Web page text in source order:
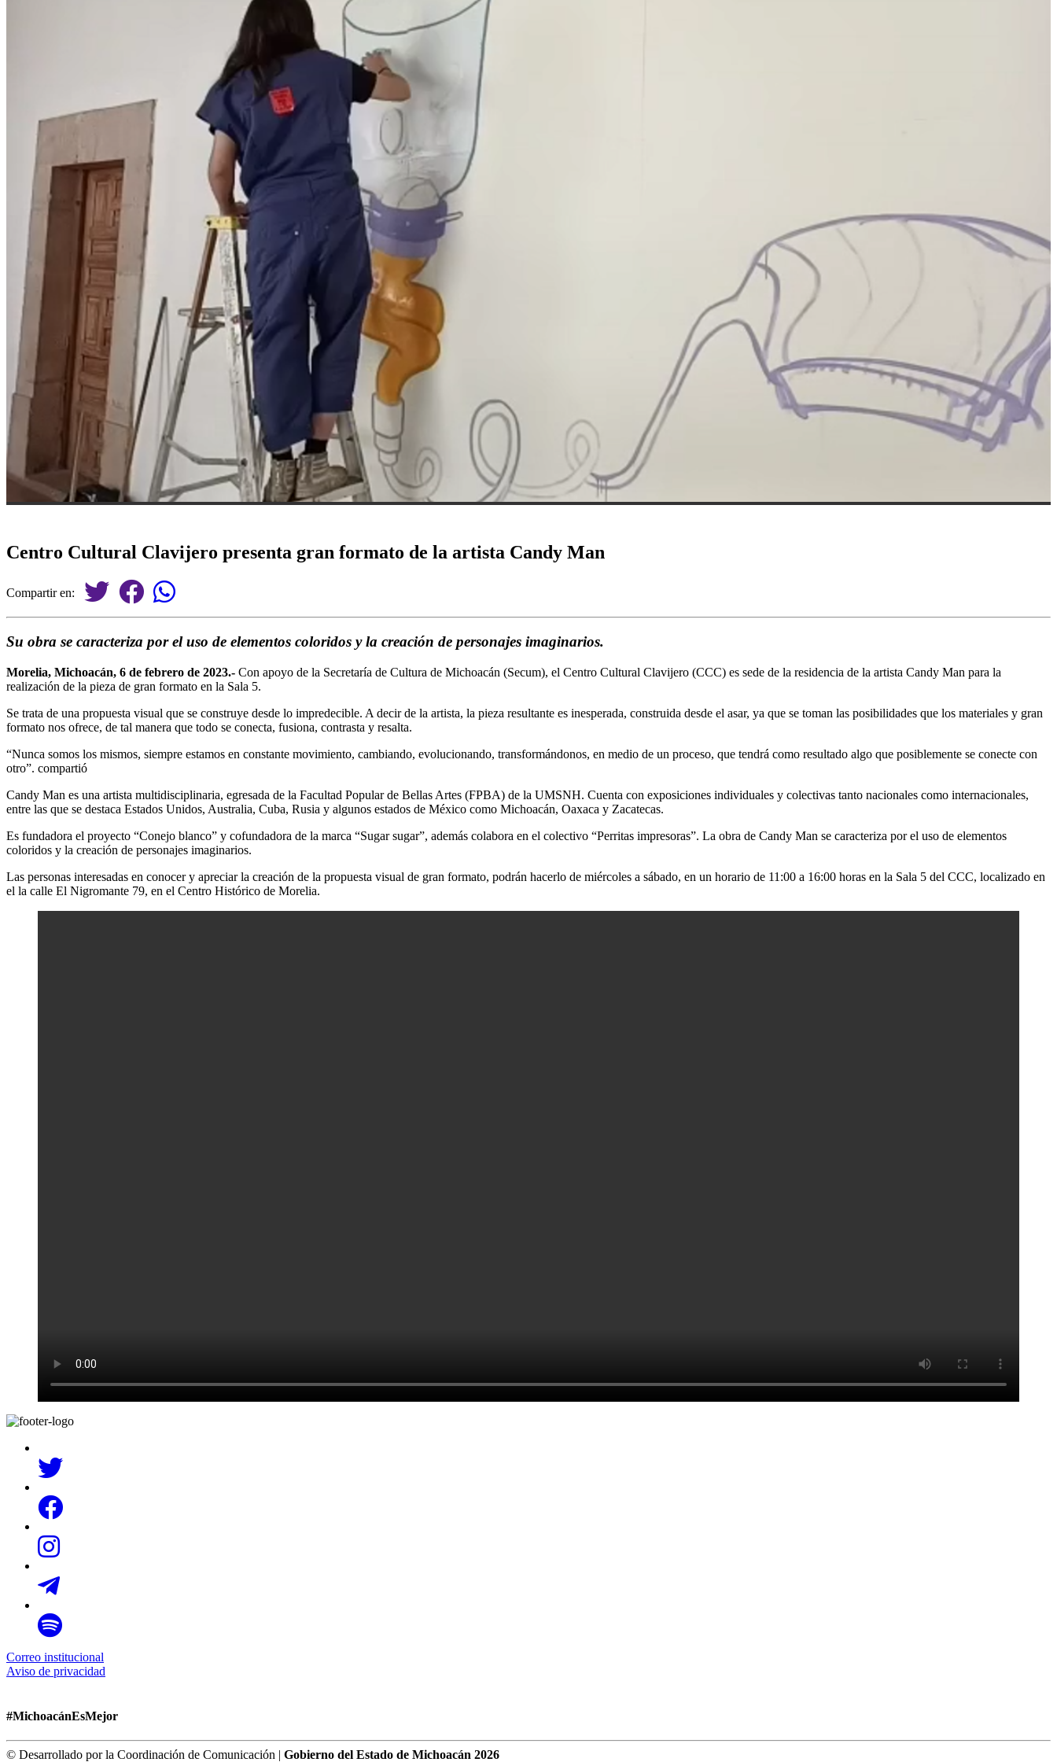
Centro Cultural Clavijero presenta gran formato de la artista Candy Man
Compartir en:
Su obra se caracteriza por el uso de elementos coloridos y la creación de personajes imaginarios.
Morelia, Michoacán, 6 de febrero de 2023.- Con apoyo de la Secretaría de Cultura de Michoacán (Secum), el Centro Cultural Clavijero (CCC) es sede de la residencia de la artista Candy Man para la
realización de la pieza de gran formato en la Sala 5.
Se trata de una propuesta visual que se construye desde lo impredecible. A decir de la artista, la pieza resultante es inesperada, construida desde el asar, ya que se toman las posibilidades que los materiales y gran
formato nos ofrece, de tal manera que todo se conecta, fusiona, contrasta y resalta.
“Nunca somos los mismos, siempre estamos en constante movimiento, cambiando, evolucionando, transformándonos, en medio de un proceso, que tendrá como resultado algo que posiblemente se conecte con
otro”. compartió
Candy Man es una artista multidisciplinaria, egresada de la Facultad Popular de Bellas Artes (FPBA) de la UMSNH. Cuenta con exposiciones individuales y colectivas tanto nacionales como internacionales,
entre las que se destaca Estados Unidos, Australia, Cuba, Rusia y algunos estados de México como Michoacán, Oaxaca y Zacatecas.
Es fundadora el proyecto “Conejo blanco” y cofundadora de la marca “Sugar sugar”, además colabora en el colectivo “Perritas impresoras”. La obra de Candy Man se caracteriza por el uso de elementos
coloridos y la creación de personajes imaginarios.
Las personas interesadas en conocer y apreciar la creación de la propuesta visual de gran formato, podrán hacerlo de miércoles a sábado, en un horario de 11:00 a 16:00 horas en la Sala 5 del CCC, localizado en
el la calle El Nigromante 79, en el Centro Histórico de Morelia.
Correo institucional
Aviso de privacidad
#MichoacánEsMejor
© Desarrollado por la Coordinación de Comunicación | Gobierno del Estado de Michoacán 2026